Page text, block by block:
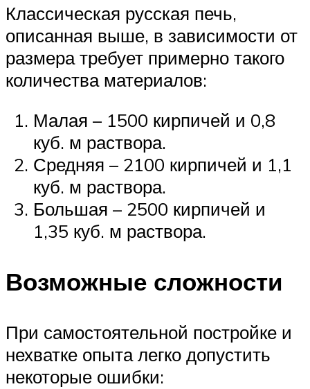
Классическая русская печь,
описанная выше, в зависимости от
размера требует примерно такого
количества материалов:
Малая – 1500 кирпичей и 0,8
куб. м раствора.
Средняя – 2100 кирпичей и 1,1
куб. м раствора.
Большая – 2500 кирпичей и
1,35 куб. м раствора.
Возможные сложности
При самостоятельной постройке и
нехватке опыта легко допустить
некоторые ошибки: